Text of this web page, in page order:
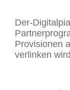
Der-
Provisionen
verlinken